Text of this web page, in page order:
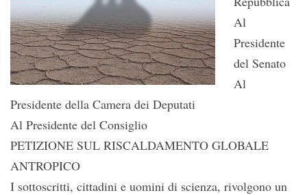
Al
Presidente
del Senato
Al
Presidente della Camera dei Deputati
Al Presidente del Consiglio
PETIZIONE SUL RISCALDAMENTO GLOBALE
ANTROPICO
I sottoscritti, cittadini e uomini di scienza, rivolgono un